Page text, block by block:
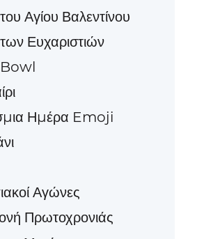
Αγίου Βαλεντίνου
Ευχαριστιών
Ημέρα Emoji
Αγώνες
Πρωτοχρονιάς